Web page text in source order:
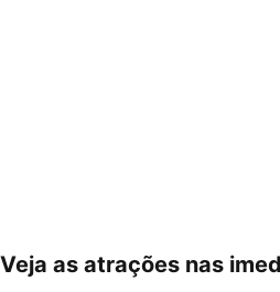
Ampliar mapa
Veja as atrações nas